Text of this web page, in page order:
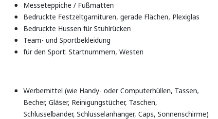
Messeteppiche / Fußmatten
Bedruckte Festzeltgarnituren, gerade Flächen, Plexiglas
Bedruckte Hussen für Stuhlrücken
Team- und Sportbekleidung
für den Sport: Startnummern, Westen
Werbemittel (wie Handy- oder Computerhüllen, Tassen,
Becher, Gläser, Reinigungstücher, Taschen,
Schlüsselbänder, Schlüsselanhänger, Caps, Sonnenschirme)